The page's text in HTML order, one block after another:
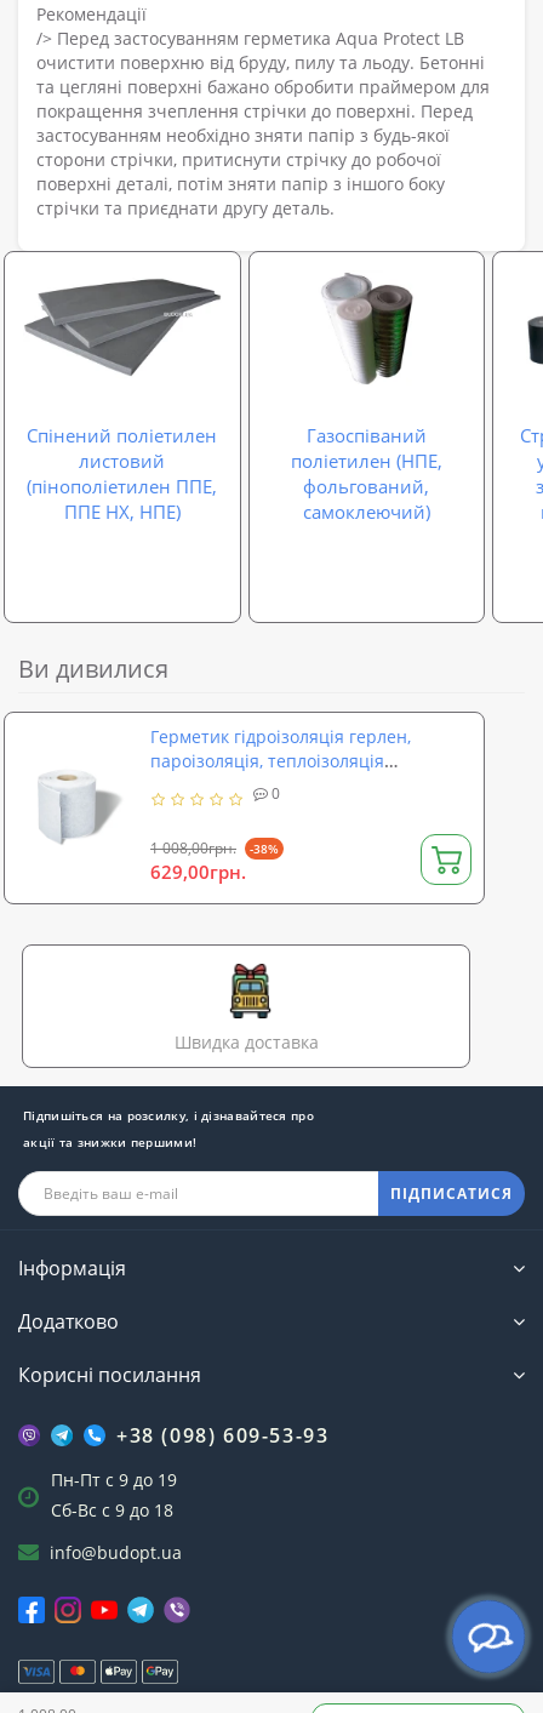
Рекомендації
/> Перед застосуванням герметика Aqua Protect LB
очистити поверхню від бруду, пилу та льоду. Бетонні
та цегляні поверхні бажано обробити праймером для
покращення зчеплення стрічки до поверхні. Перед
застосуванням необхідно зняти папір з будь-якої
сторони стрічки, притиснути стрічку до робочої
поверхні деталі, потім зняти папір з іншого боку
стрічки та приєднати другу деталь.
Спінений поліетилен
листовий
(пінополіетилен ППЕ,
ППЕ НХ, НПЕ)
Газоспіваний
поліетилен (НПЕ,
фольгований,
самоклеючий)
Ви дивилися
Герметик гідроізоляція герлен,
пароізоляція, теплоізоляція
100*1,5мм SoundProOFF AQUA
PROTECT LB (sp-0018)
0
1 008,00грн. -38%
629,00грн.
Швидка доставка
Підпишіться на розсилку, і дізнавайтеся про
акції та знижки першими!
ПІДПИСАТИСЯ
Інформація
Додатково
Корисні посилання
+38 (098) 609-53-93
Пн-Пт с 9 до 19
Сб-Вс с 9 до 18
info@budopt.ua